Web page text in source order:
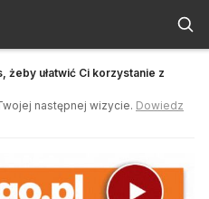
żeby ułatwić Ci korzystanie z
następnej wizycie. Dowiedz